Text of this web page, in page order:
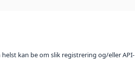
kan be om slik registrering og/eller API-